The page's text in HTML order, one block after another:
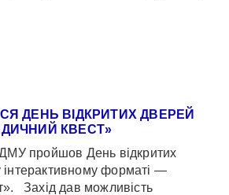
ДЕНЬ ВІДКРИТИХ ДВЕРЕЙ
КВЕСТ»
пройшов День відкритих
форматі —
Захід дав можливість